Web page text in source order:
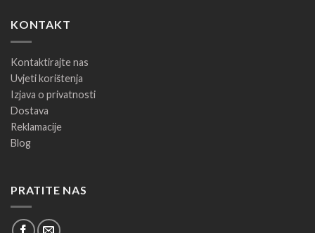
KONTAKT
Kontaktirajte nas
Uvjeti korištenja
Izjava o privatnosti
Dostava
Reklamacije
Blog
PRATITE NAS